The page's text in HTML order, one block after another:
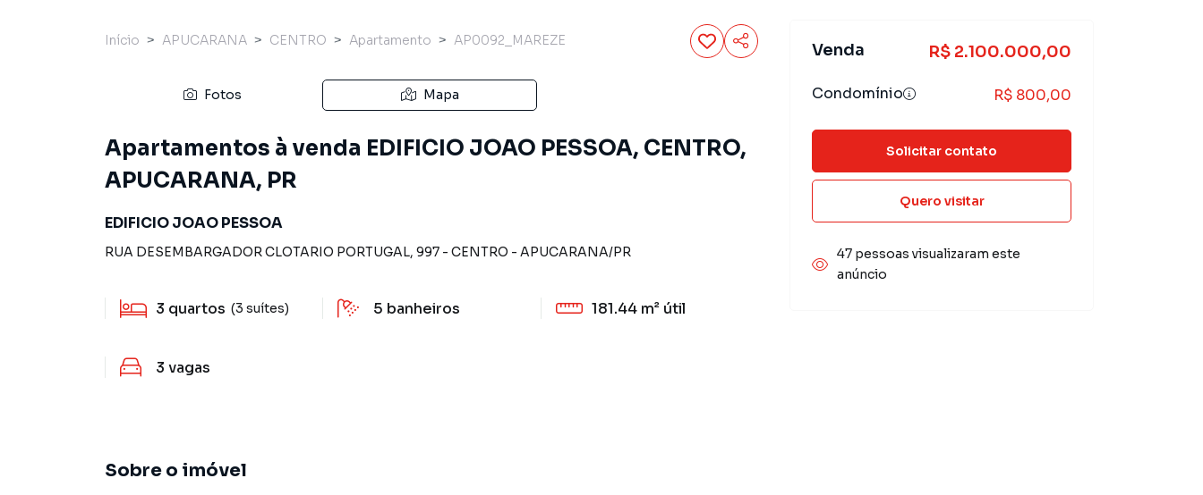
Início APUCARANA CENTRO Apartamento AP0092_MAREZE
Fotos Mapa
Apartamentos à venda EDIFICIO JOAO PESSOA, CENTRO,
APUCARANA, PR
EDIFICIO JOAO PESSOA
RUA DESEMBARGADOR CLOTARIO PORTUGAL, 997 - CENTRO - APUCARANA/PR
3 quartos (3 suítes) 5 banheiros 181.44 m² útil
3 vagas
Sobre o imóvel
Venda R$ 2.100.000,00
Condomínio R$ 800,00
Solicitar contato
Quero visitar
47 pessoas visualizaram este
anúncio